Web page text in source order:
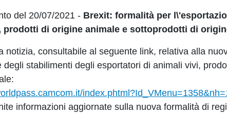
del 20/07/2021 - Brexit: formalità per
prodotti di origine animale e sottoprodotti di
notizia, consultabile al seguente link, relativa alla
degli stabilimenti degli esportatori di animali vivi,
informazioni aggiornate sulla nuova formalità di